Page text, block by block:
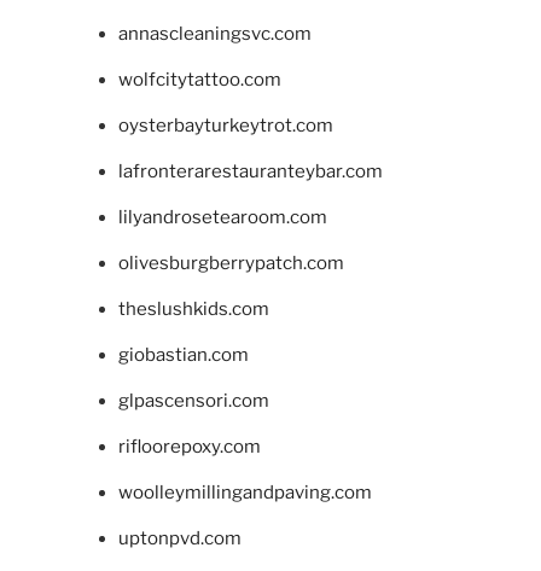
annascleaningsvc.com
wolfcitytattoo.com
oysterbayturkeytrot.com
lafronterarestauranteybar.com
lilyandrosetearoom.com
olivesburgberrypatch.com
theslushkids.com
giobastian.com
glpascensori.com
rifloorepoxy.com
woolleymillingandpaving.com
uptonpvd.com